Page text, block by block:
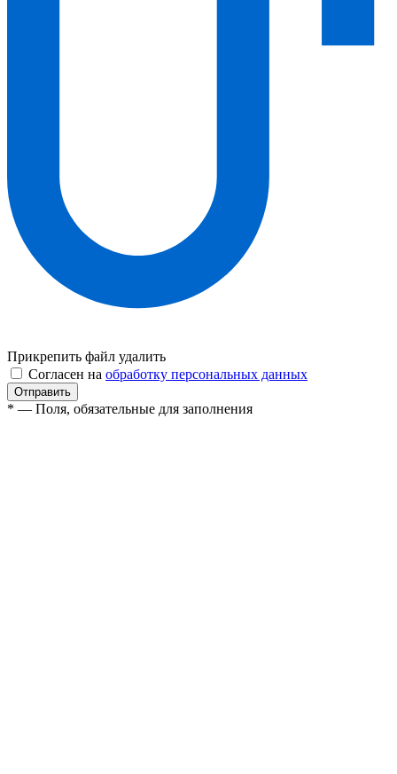
Прикрепить файл удалить
Согласен на обработку персональных данных
* — Поля, обязательные для заполнения